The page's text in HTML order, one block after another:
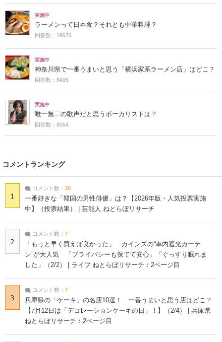
実施中
ラーメンって日本食？それとも中華料理？
回答数：19626
実施中
神奈川県で一番うまいと思う「横浜家系ラーメン店」はどこ？
回答数：8495
実施中
唯一無二の歌声だと思うボーカリストは？
回答数：8054
コメントランキング
1
コメント数： 20
一番好きな「韓国の男性俳優」は？【2026年版・人気投票実施
中】（投票結果） | 芸能人 ねとらぼリサーチ
2
コメント数： 7
「もっと早く買えば良かった」 カインズの“車内遮光カーテ
ン”が大人気 「プライバシーも保てて安心」「ぐっすり眠れま
した」（2/2） | ライフ ねとらぼリサーチ：2ページ目
3
コメント数： 7
兵庫県の「ケーキ」の名店10選！ 一番うまいと思う店はどこ？
【7月12日は「デコレーションケーキの日」！】（2/4） | 兵庫県
ねとらぼリサーチ：2ページ目